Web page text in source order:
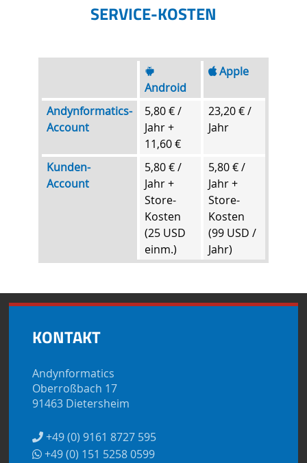
SERVICE-KOSTEN
Android
Apple
Andynformatics-
Account
5,80 € /
Jahr +
11,60 €
23,20 € /
Jahr
Kunden-
Account
5,80 € /
Jahr +
Store-
Kosten
(25 USD
einm.)
5,80 € /
Jahr +
Store-
Kosten
(99 USD /
Jahr)
KONTAKT
Andynformatics
Oberroßbach 17
91463 Dietersheim
+49 (0) 9161 8727 595
+49 (0) 151 5258 0599